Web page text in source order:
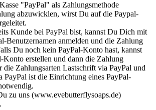
"PayPal" als Zahlungsmethode
abzuwicklen, wirst Du auf die Paypal-
Kunde bei PayPal bist, kannst Du Dich mit
Benutzernamen anmelden und die Zahlung
Du noch kein PayPal-Konto hast, kannst
Konto erstellen und dann die Zahlung
die Zahlungsarten Lastschrift via PayPal und
PayPal ist die Einrichtung eines PayPal-
zu uns (www.evebutterflysoaps.de)